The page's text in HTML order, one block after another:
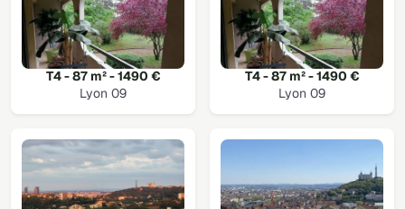
T4 - 87 m² - 1490 €
Lyon 09
T4 - 87 m² - 1490 €
Lyon 09